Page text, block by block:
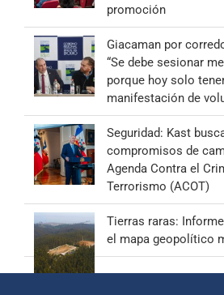
promoción
Giacaman por
“Se debe sesionar
porque hoy solo
manifestación de
Seguridad: Kast
compromisos de
Agenda Contra el
Terrorismo (ACOT)
Tierras raras:
el mapa geopolítico